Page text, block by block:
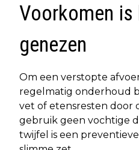
Voorkomen is
genezen
Om een verstopte
regelmatig onderhoud
vet of etensresten door
gebruik geen vochtige
twijfel is een